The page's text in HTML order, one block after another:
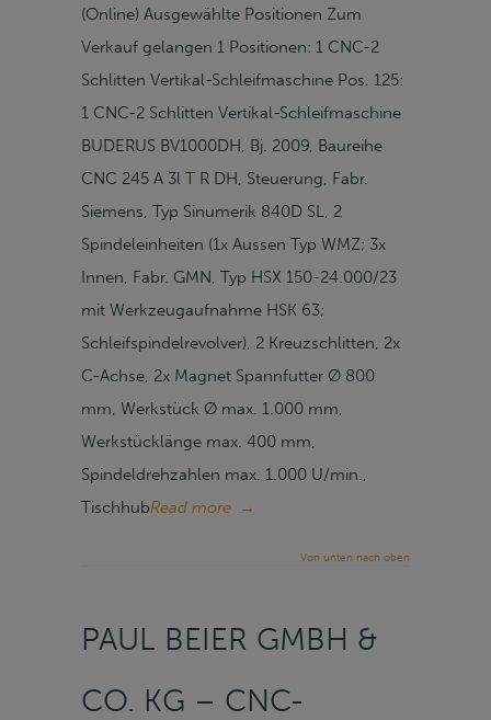
(Online) Ausgewählte Positionen Zum
Verkauf gelangen 1 Positionen: 1 CNC-2
Schlitten Vertikal-Schleifmaschine Pos. 125:
1 CNC-2 Schlitten Vertikal-Schleifmaschine
BUDERUS BV1000DH, Bj. 2009, Baureihe
CNC 245 A 3l T R DH, Steuerung, Fabr.
Siemens, Typ Sinumerik 840D SL, 2
Spindeleinheiten (1x Aussen Typ WMZ; 3x
Innen, Fabr. GMN, Typ HSX 150-24.000/23
mit Werkzeugaufnahme HSK 63;
Schleifspindelrevolver), 2 Kreuzschlitten, 2x
C-Achse, 2x Magnet Spannfutter Ø 800
mm, Werkstück Ø max. 1.000 mm,
Werkstücklänge max. 400 mm,
Spindeldrehzahlen max. 1.000 U/min.,
TischhubRead more →
Von unten nach oben
PAUL BEIER GMBH &
CO. KG – CNC-